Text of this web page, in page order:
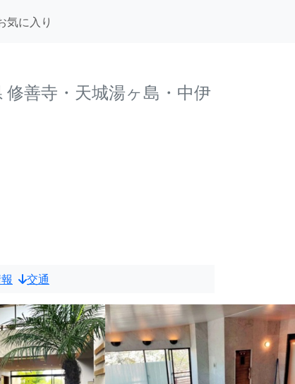
気に入り
修善寺・天城湯ヶ島・中伊
交通